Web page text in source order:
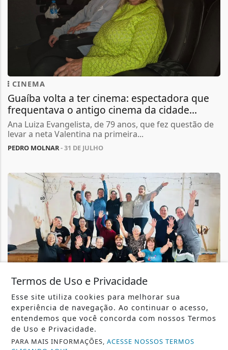
CINEMA
Guaíba volta a ter cinema: espectadora que
frequentava o antigo cinema da cidade...
Ana Luiza Evangelista, de 79 anos, que fez questão de
levar a neta Valentina na primeira...
PEDRO MOLNAR- 31 DE JULHO
ESPORTE
Secretaria de Esportes amplia ações na zona
rural e avança na implantação do...
O chamamento público para composição do conselho
Termos de Uso e Privacidade
Esse site utiliza cookies para melhorar sua
experiência de navegação. Ao continuar o acesso,
entendemos que você concorda com nossos Termos
de Uso e Privacidade.
PARA MAIS INFORMAÇÕES,ACESSE NOSSOS TERMOS